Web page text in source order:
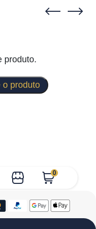
0
produto.
o produto